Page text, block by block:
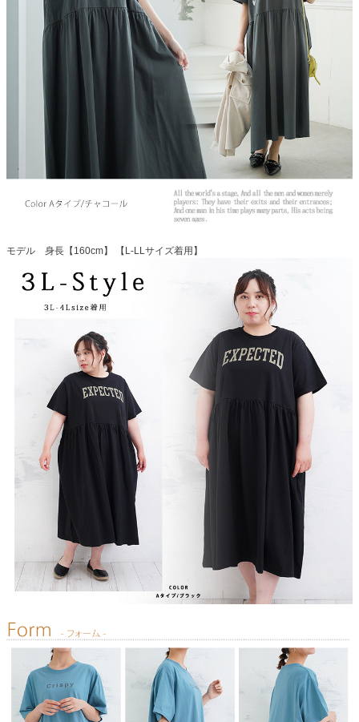
モデル 身長【160cm】 【L-LLサイズ着用】